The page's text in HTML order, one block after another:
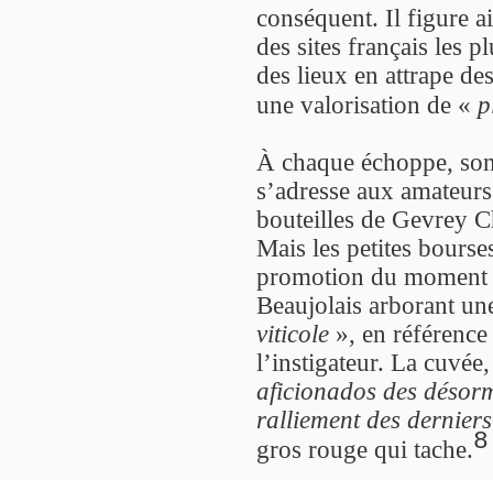
conséquent. Il figure
des sites français les
des lieux en attrape
une valorisation de «
À chaque échoppe,
s’adresse aux
bouteilles de Gevrey
Mais les petites
promotion du
Beaujolais arborant
viticole », en
l’instigateur. La
aficionados des
ralliement des
gros rouge qui tache.8